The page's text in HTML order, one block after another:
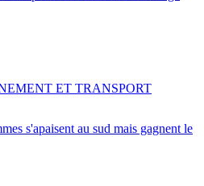
s'apaisent au sud mais gagnent le
ET TRANSPORT